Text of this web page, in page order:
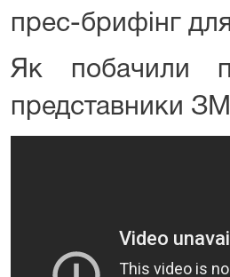
прес-брифінг
Як побачили
представники